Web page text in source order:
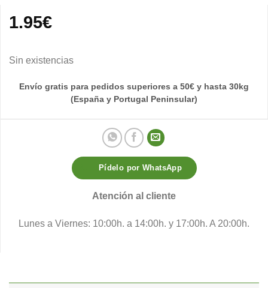
1.95€
Sin existencias
Envío gratis para pedidos superiores a 50€ y hasta 30kg
(España y Portugal Peninsular)
Pídelo por WhatsApp
Atención al cliente
Lunes a Viernes: 10:00h. a 14:00h. y 17:00h. A 20:00h.